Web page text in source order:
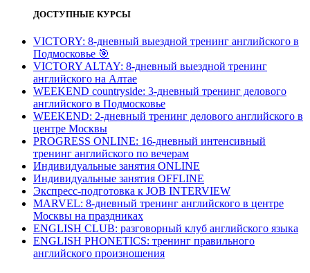
ДОСТУПНЫЕ КУРСЫ
VICTORY: 8-дневный выездной тренинг английского в
Подмосковье 🎯
VICTORY ALTAY: 8-дневный выездной тренинг
английского на Алтае
WEEKEND countryside: 3-дневный тренинг делового
английского в Подмосковье
WEEKEND: 2-дневный тренинг делового английского в
центре Москвы
PROGRESS ONLINE: 16-дневный интенсивный
тренинг английского по вечерам
Индивидуальные занятия ONLINE
Индивидуальные занятия OFFLINE
Экспресс-подготовка к JOB INTERVIEW
МARVEL: 8-дневный тренинг английского в центре
Москвы на праздниках
ENGLISH CLUB: разговорный клуб английского языка
ENGLISH PHONETICS: тренинг правильного
английского произношения